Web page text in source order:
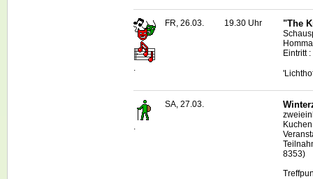
.
FR, 26.03. 19.30 Uhr "The
Eintritt
SA, 27.03.
Kuchen
8353)